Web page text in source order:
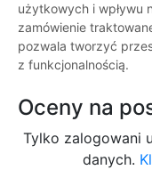
użytkowych i wpływu
zamówienie
pozwala tworzyć
z funkcjonalnością.
Oceny na
Tylko zalogowani
danych.